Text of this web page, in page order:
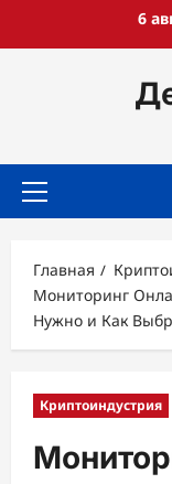
6
Основное
Главная
Мониторинг
Нужно и Как
Криптоиндустрия